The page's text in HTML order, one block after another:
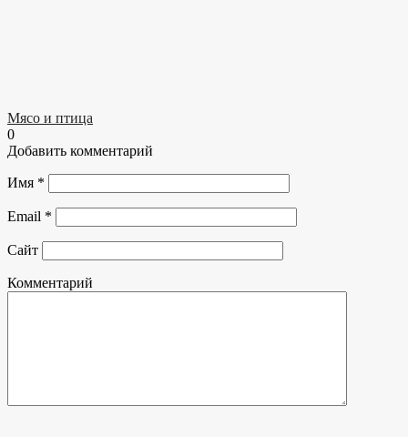
Мясо и птица
0
Добавить комментарий
Имя *
Email *
Сайт
Комментарий